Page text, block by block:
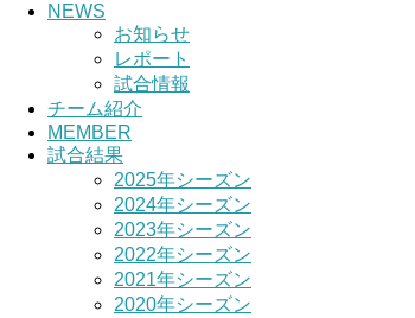
NEWS
お知らせ
レポート
試合情報
チーム紹介
MEMBER
試合結果
2025年シーズン
2024年シーズン
2023年シーズン
2022年シーズン
2021年シーズン
2020年シーズン